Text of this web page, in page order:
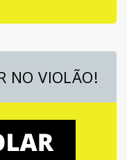
NO VIOLÃO!